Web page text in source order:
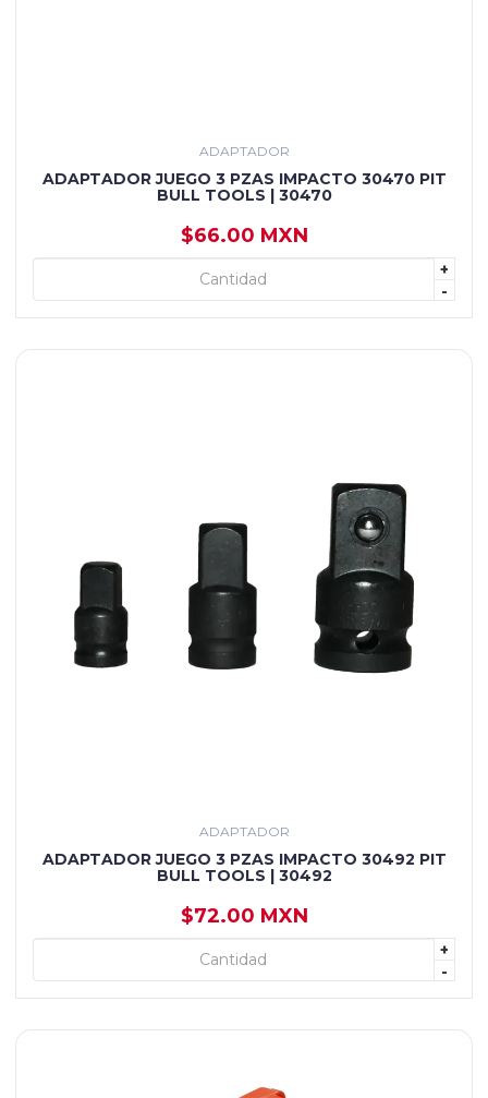
ADAPTADOR
ADAPTADOR JUEGO 3 PZAS IMPACTO 30470 PIT
BULL TOOLS | 30470
$66.00 MXN
+
-
+ AGREGAR
ADAPTADOR
ADAPTADOR JUEGO 3 PZAS IMPACTO 30492 PIT
BULL TOOLS | 30492
$72.00 MXN
+
-
+ AGREGAR